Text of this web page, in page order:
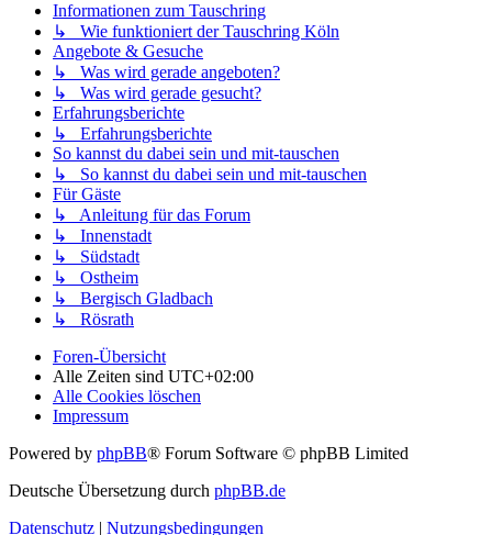
Informationen zum Tauschring
↳ Wie funktioniert der Tauschring Köln
Angebote & Gesuche
↳ Was wird gerade angeboten?
↳ Was wird gerade gesucht?
Erfahrungsberichte
↳ Erfahrungsberichte
So kannst du dabei sein und mit-tauschen
↳ So kannst du dabei sein und mit-tauschen
Für Gäste
↳ Anleitung für das Forum
↳ Innenstadt
↳ Südstadt
↳ Ostheim
↳ Bergisch Gladbach
↳ Rösrath
Foren-Übersicht
Alle Zeiten sind UTC+02:00
Alle Cookies löschen
Impressum
Powered by phpBB® Forum Software © phpBB Limited
Deutsche Übersetzung durch phpBB.de
Datenschutz | Nutzungsbedingungen